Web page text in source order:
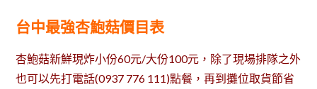
台中最強杏鮑菇價目表
杏鮑菇新鮮現炸小份60元/大份100元，除了現場排隊之外
也可以先打電話(0937 776 111)點餐，再到攤位取貨節省